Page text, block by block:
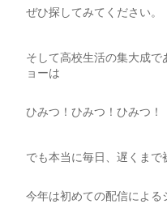
ぜひ探してみてください。
そして高校生活の集大成
ョーは
ひみつ！ひみつ！ひみつ！
でも本当に毎日、遅くまで
今年は初めての配信によ